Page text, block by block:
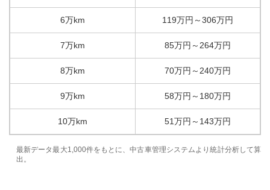
6万km 119万円 ～306万円
7万km 85万円 ～ 264万円
8万km 70万円 ～ 240万円
9万km 58万円 ～ 180万円
10万km 51万円 ～ 143万円
最新データ最大1,000件をもとに、中古車管理システムより統計分析して算
出。